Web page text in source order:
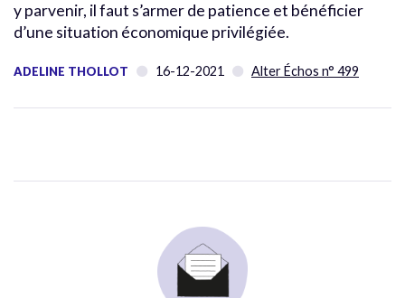
y parvenir, il faut s’armer de patience et bénéficier
d’une situation économique privilégiée.
ADELINE THOLLOT 16-12-2021 Alter Échos n° 499